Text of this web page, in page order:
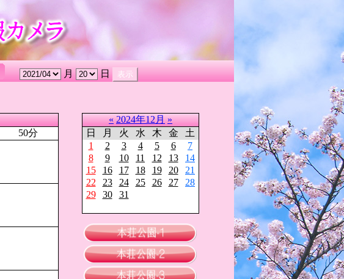
月 日
50分
« 2024年12月 »
日
月 火 水 木 金
土
1
2 3 4 5 6
7
8
9 10 11 12 13
14
15
16 17 18 19 20
21
22
23 24 25 26 27
28
29
30 31